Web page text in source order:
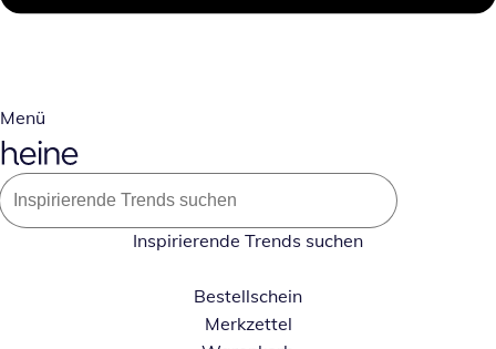
Menü
Inspirierende Trends suchen
Bestellschein
Merkzettel